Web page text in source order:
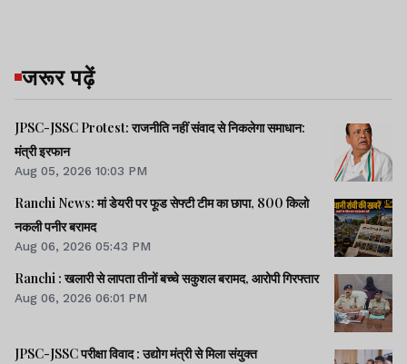
जरूर पढ़ें
JPSC-JSSC Protest: राजनीति नहीं संवाद से निकलेगा समाधान:
मंत्री इरफान
Aug 05, 2026 10:03 PM
Ranchi News: मां डेयरी पर फूड सेफ्टी टीम का छापा, 800 किलो
नकली पनीर बरामद
Aug 06, 2026 05:43 PM
Ranchi : खलारी से लापता तीनों बच्चे सकुशल बरामद, आरोपी गिरफ्तार
Aug 06, 2026 06:01 PM
JPSC-JSSC परीक्षा विवाद : उद्योग मंत्री से मिला संयुक्त